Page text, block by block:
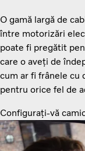
O gamă largă de
între motorizări
poate fi pregătit
care o aveți de
cum ar fi frânele cu
pentru orice fel de
Configurați-vă